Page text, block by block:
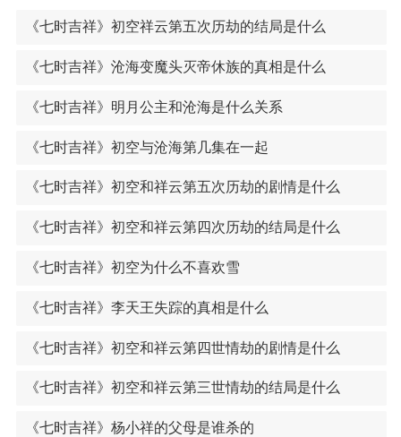
《七时吉祥》初空祥云第五次历劫的结局是什么
《七时吉祥》沧海变魔头灭帝休族的真相是什么
《七时吉祥》明月公主和沧海是什么关系
《七时吉祥》初空与沧海第几集在一起
《七时吉祥》初空和祥云第五次历劫的剧情是什么
《七时吉祥》初空和祥云第四次历劫的结局是什么
《七时吉祥》初空为什么不喜欢雪
《七时吉祥》李天王失踪的真相是什么
《七时吉祥》初空和祥云第四世情劫的剧情是什么
《七时吉祥》初空和祥云第三世情劫的结局是什么
《七时吉祥》杨小祥的父母是谁杀的